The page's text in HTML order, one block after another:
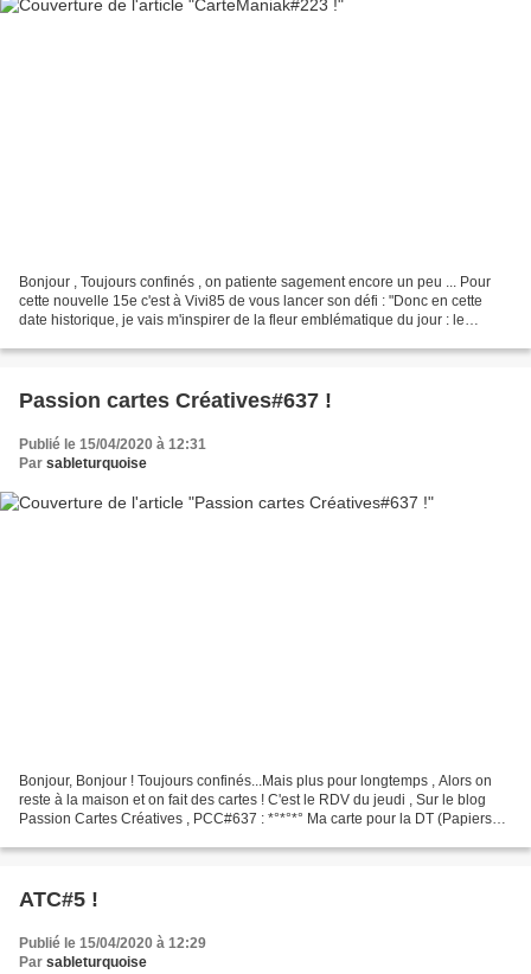
Bonjour , Toujours confinés , on patiente sagement encore un peu ... Pour
cette nouvelle 15e c'est à Vivi85 de vous lancer son défi : "Donc en cette
date historique, je vais m'inspirer de la fleur emblématique du jour : le
Passion cartes Créatives#637 !
Publié le 15/04/2020 à 12:31
Par sableturquoise
Bonjour, Bonjour ! Toujours confinés...Mais plus pour longtemps , Alors on
reste à la maison et on fait des cartes ! C'est le RDV du jeudi , Sur le blog
Passion Cartes Créatives , PCC#637 : *°*°*° Ma carte pour la DT (Papiers
ATC#5 !
Publié le 15/04/2020 à 12:29
Par sableturquoise